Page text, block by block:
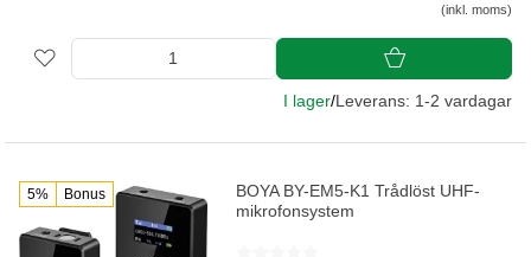
(inkl. moms)
I lager/Leverans: 1-2 vardagar
5% Bonus
BOYA BY-EM5-K1 Trådlöst UHF-
mikrofonsystem